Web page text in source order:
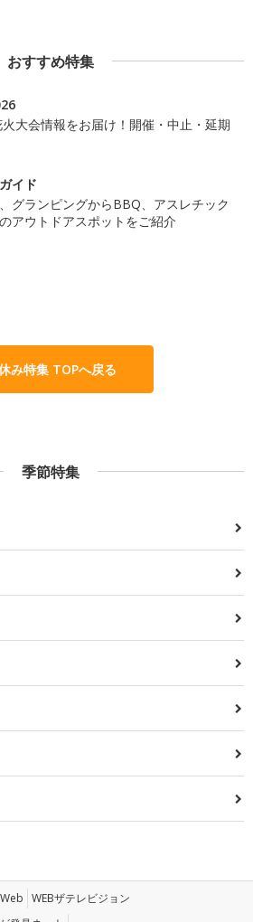
おすすめ特集
大会情報をお届け！開催・中止・延期
イド
グランピングからBBQ、アスレチック
アウトドアスポットをご紹介
み特集 TOPへ戻る
季節特集
WEBザテレビジョン